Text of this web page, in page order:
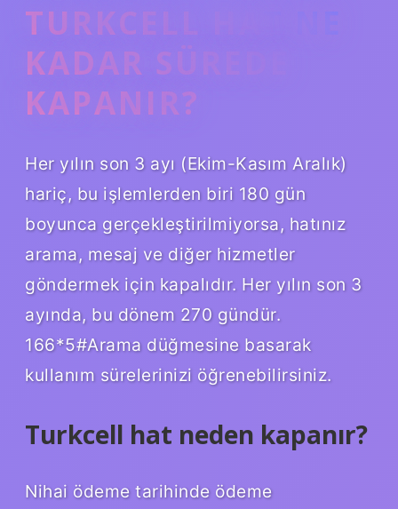
TURKCELL HAT NE
KADAR SÜREDE
KAPANIR?
Her yılın son 3 ayı (Ekim-Kasım Aralık)
hariç, bu işlemlerden biri 180 gün
boyunca gerçekleştirilmiyorsa, hatınız
arama, mesaj ve diğer hizmetler
göndermek için kapalıdır. Her yılın son 3
ayında, bu dönem 270 gündür.
166*5#Arama düğmesine basarak
kullanım sürelerinizi öğrenebilirsiniz.
Turkcell hat neden kapanır?
Nihai ödeme tarihinde ödeme